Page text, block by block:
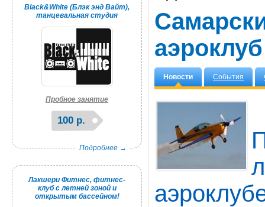
Black&White (Блэк энд Вайт),
танцевальная студия
Пробное занятие
100 р.
Подробнее →
Лакшери Фитнес, фитнес-
клуб с летней зоной и
открытым бассейном!
Новости События